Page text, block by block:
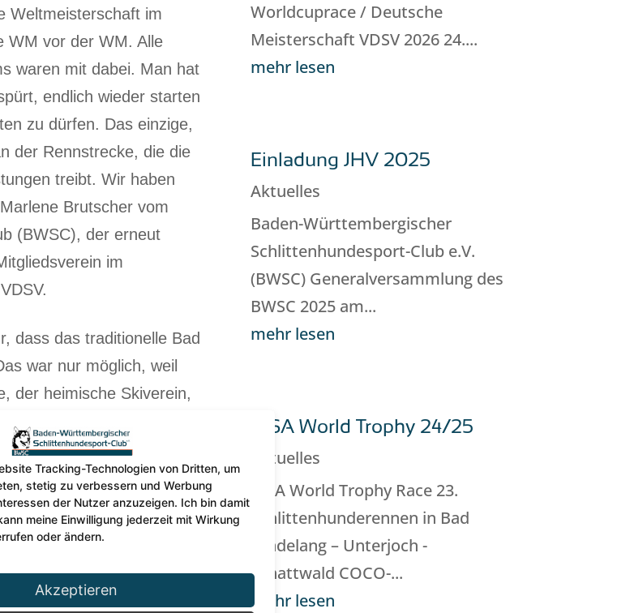
Weltmeisterschaft im
WM vor der WM. Alle
waren mit dabei. Man hat
endlich wieder starten
zu dürfen. Das einzige,
der Rennstrecke, die die
treibt. Wir haben
Brutscher vom
(BWSC), der erneut
im
dass das traditionelle Bad
war nur möglich, weil
der heimische Skiverein,
und in den
sagt
Worldcuprace / Deutsche
Meisterschaft VDSV 2026 24....
mehr lesen
Einladung JHV 2025
Aktuelles
Baden-Württembergischer
Schlittenhundesport-Club e.V.
(BWSC) Generalversammlung des
BWSC 2025 am...
mehr lesen
WSA World Trophy 24/25
Aktuelles
WSA World Trophy Race 23.
Schlittenhunderennen in Bad
Hindelang – Unterjoch -
Schattwald COCO-...
mehr lesen
Tracking-Technologien von Dritten, um
stetig zu verbessern und Werbung
der Nutzer anzuzeigen. Ich bin damit
meine Einwilligung jederzeit mit Wirkung
oder ändern.
Akzeptieren